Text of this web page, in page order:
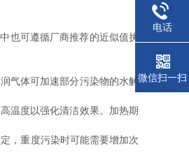
也可遵循厂商推荐的近似值执
气体可加速部分污染物的水解
温度以强化清洁效果。加热期
，重度污染时可能需要增加次
电话
微信扫一扫